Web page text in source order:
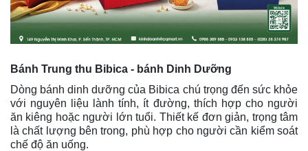
Bánh Trung thu Bibica - bánh Dinh Dưỡng
Dòng bánh dinh dưỡng của Bibica chú trọng đến sức khỏe
với nguyên liệu lành tính, ít đường, thích hợp cho người
ăn kiêng hoặc người lớn tuổi. Thiết kế đơn giản, trọng tâm
là chất lượng bên trong, phù hợp cho người cần kiểm soát
chế độ ăn uống.